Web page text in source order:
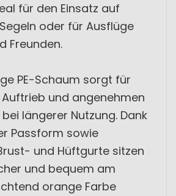
für den Einsatz auf
oder für Ausflüge
Freunden.
PE-Schaum sorgt für
und angenehmen
längerer Nutzung. Dank
Passform sowie
und Hüftgurte sitzen
und bequem am
orange Farbe